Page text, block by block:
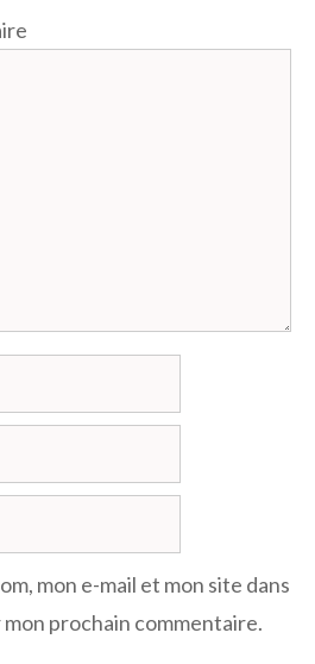
mon e-mail et mon site dans
prochain commentaire.